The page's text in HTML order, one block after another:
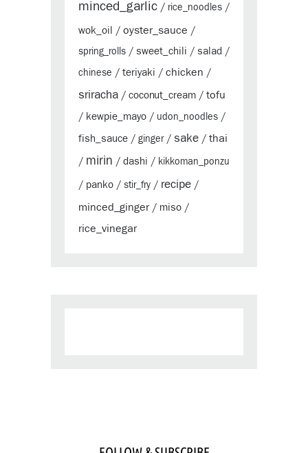
minced_garlic / rice_noodles /
wok_oil / oyster_sauce /
spring_rolls / sweet_chili / salad /
chinese / teriyaki / chicken /
sriracha / coconut_cream / tofu
/ kewpie_mayo / udon_noodles /
fish_sauce / ginger/ sake / thai
/ mirin / dashi / kikkoman_ponzu
/ panko / stir_fry / recipe /
minced_ginger/ miso /
rice_vinegar